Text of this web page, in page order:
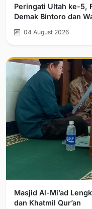
Peringati Ultah ke-5,
Demak Bintoro dan
04 August 2026
Masjid Al-Mi’ad
dan Khatmil Qur’an